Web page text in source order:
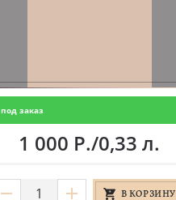
под заказ
1 000 Р./0,33 л.
В КОРЗИНУ